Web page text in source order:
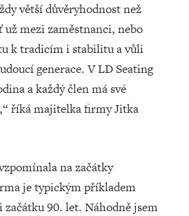
větší důvěryhodnost než
mezi zaměstnanci, nebo
k tradicím i stabilitu a vůli
generace. V LD Seating
a každý člen má své
říká majitelka firmy Jitka
na začátky
je typickým příkladem
90. let. Náhodně jsem